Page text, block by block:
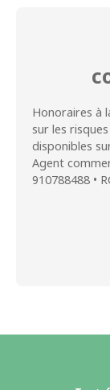
Honoraires à
sur les
disponibles
Agent
910788488 •